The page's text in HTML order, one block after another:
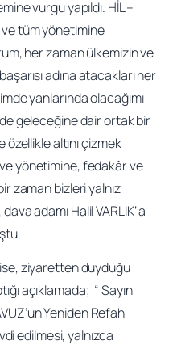
vurgu yapıldı. HİL –
ve tüm yönetimine
her zaman ülkemizin ve
adına atacakları her
yanlarında olacağımı
geleceğine dair ortak bir
özellikle altını çizmek
yönetimine, fedakâr ve
zaman bizleri yalnız
adamı Halil VARLIK’ a
ise, ziyaretten duyduğu
açıklamada; “ Sayın
Yeniden Refah
edilmesi, yalnızca